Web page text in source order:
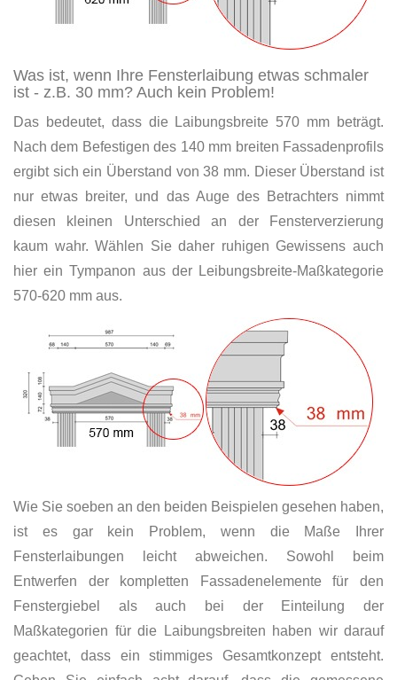
Was ist, wenn Ihre Fensterlaibung etwas schmaler
ist - z.B. 30 mm? Auch kein Problem!
Das bedeutet, dass die Laibungsbreite 570 mm beträgt.
Nach dem Befestigen des 140 mm breiten Fassadenprofils
ergibt sich ein Überstand von 38 mm. Dieser Überstand ist
nur etwas breiter, und das Auge des Betrachters nimmt
diesen kleinen Unterschied an der Fensterverzierung
kaum wahr. Wählen Sie daher ruhigen Gewissens auch
hier ein Tympanon aus der Leibungsbreite-Maßkategorie
570-620 mm aus.
Wie Sie soeben an den beiden Beispielen gesehen haben,
ist es gar kein Problem, wenn die Maße Ihrer
Fensterlaibungen leicht abweichen. Sowohl beim
Entwerfen der kompletten Fassadenelemente für den
Fenstergiebel als auch bei der Einteilung der
Maßkategorien für die Laibungsbreiten haben wir darauf
geachtet, dass ein stimmiges Gesamtkonzept entsteht.